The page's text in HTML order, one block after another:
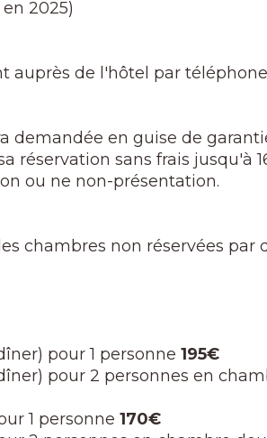
2025)
de l'hôtel par
demandée en guise de
sans frais jusqu'à
ou ne non-présentation.
chambres non réservées par
pour 1 personne 195€
pour 2 personnes en
1 personne 170€